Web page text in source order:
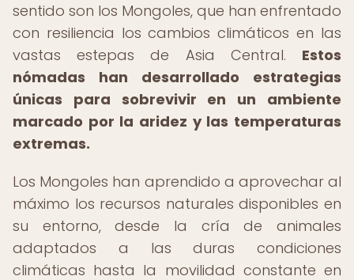
sentido son los Mongoles, que han enfrentado
con resiliencia los cambios climáticos en las
vastas estepas de Asia Central. Estos
nómadas han desarrollado estrategias
únicas para sobrevivir en un ambiente
marcado por la aridez y las temperaturas
extremas.
Los Mongoles han aprendido a aprovechar al
máximo los recursos naturales disponibles en
su entorno, desde la cría de animales
adaptados a las duras condiciones
climáticas hasta la movilidad constante en